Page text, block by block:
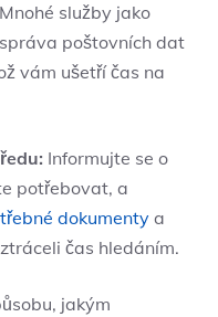
Mnohé služby jako
poštovních dat
vám ušetří čas na
Informujte se o
potřebovat, a
dokumentya
čas hledáním.
jakým